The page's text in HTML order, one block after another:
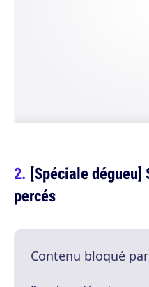
[Spéciale dégueu]
percés
Contenu bloqué